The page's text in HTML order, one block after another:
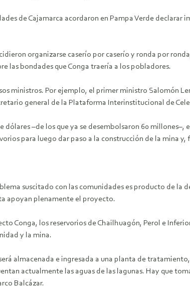
de Cajamarca acordaron en Pampa Verde
organizarse caserío por caserío y ronda por
las bondades que Conga traería a los pobladores.
ministros. Por ejemplo, el primer ministro Salomón
general de la Plataforma Interinstitucional de
dólares –de los que ya se desembolsaron 60
para luego dar paso a la construcción de la mina
suscitado con las comunidades es producto de
apoyan plenamente el proyecto.
Conga, los reservorios de Chailhuagón, Perol e
y la mina.
almacenada e ingresada a una planta de
actualmente las aguas de las lagunas. Hay que
Balcázar.